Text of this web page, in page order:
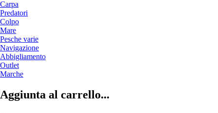
Carpa
Predatori
Colpo
Mare
Pesche varie
Navigazione
Abbigliamento
Outlet
Marche
Aggiunta al carrello...